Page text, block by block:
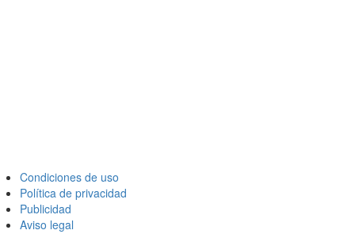
Condiciones de uso
Política de privacidad
Publicidad
Aviso legal